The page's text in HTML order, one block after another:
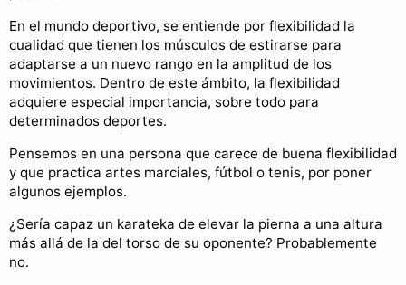
En el mundo deportivo, se entiende por flexibilidad la
cualidad que tienen los músculos de estirarse para
adaptarse a un nuevo rango en la amplitud de los
movimientos. Dentro de este ámbito, la flexibilidad
adquiere especial importancia, sobre todo para
determinados deportes.
Pensemos en una persona que carece de buena flexibilidad
y que practica artes marciales, fútbol o tenis, por poner
algunos ejemplos.
¿Sería capaz un karateka de elevar la pierna a una altura
más allá de la del torso de su oponente? Probablemente
no.